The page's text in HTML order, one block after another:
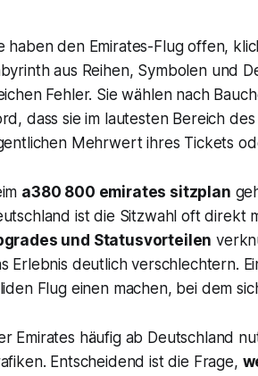
haben den Emirates-Flug offen,
aus Reihen, Symbolen und
Fehler. Sie wählen nach
dass sie im lautesten Bereich
Mehrwert ihres Tickets
a380 800 emirates sitzplan
ist die Sitzwahl oft direkt
und Statusvorteilen
Erlebnis deutlich verschlechtern.
Flug einen machen, bei dem
Emirates häufig ab Deutschland
Entscheidend ist die Frage,